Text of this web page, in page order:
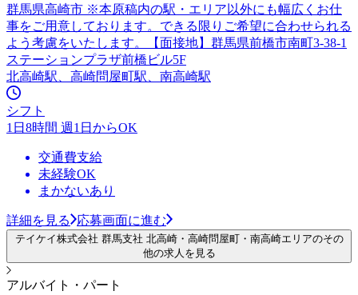
群馬県高崎市 ※本原稿内の駅・エリア以外にも幅広くお仕
事をご用意しております。できる限りご希望に合わせられる
よう考慮をいたします。【面接地】群馬県前橋市南町3-38-1
ステーションプラザ前橋ビル5F
北高崎駅、高崎問屋町駅、南高崎駅
シフト
1日8時間 週1日からOK
交通費支給
未経験OK
まかないあり
詳細を見る 応募画面に進む
テイケイ株式会社 群馬支社 北高崎・高崎問屋町・南高崎エリアのその
他の求人を見る
アルバイト・パート